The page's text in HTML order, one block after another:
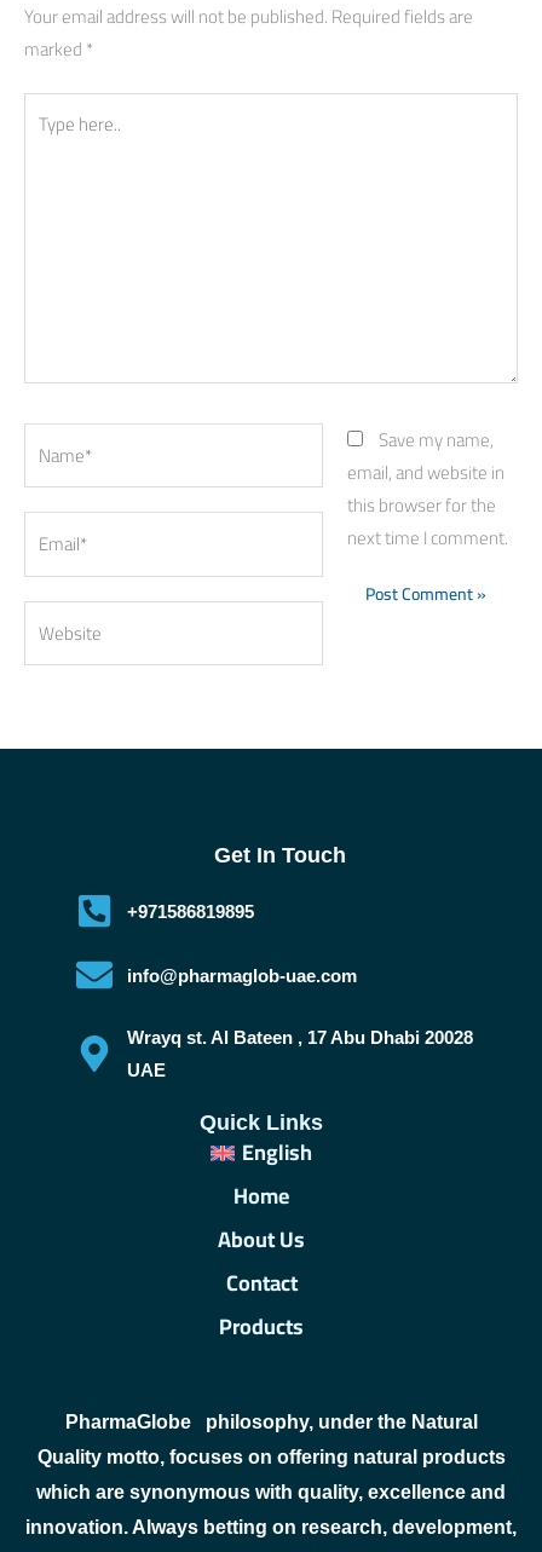
Your email address will not be published.Required fields are
marked*
here..
Save my name,
email, and website in
this browser for the
next time I comment.
Get In Touch
+971586819895
info@pharmaglob-uae.com
Wrayq st. Al Bateen , 17 Abu Dhabi 20028
UAE
Quick Links
English
Home
About Us
Contact
Products
PharmaGlobephilosophy, under the Natural
Quality motto, focuses on offering natural products
which are synonymous with quality, excellence and
innovation. Always betting on research, development,